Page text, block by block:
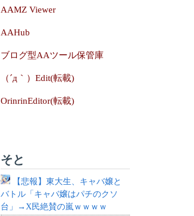
AAMZ Viewer
AAHub
ブログ型AAツール保管庫
（´д｀）Edit(転載)
OrinrinEditor(転載)
そと
【悲報】東大生、キャバ嬢と
バトル「キャバ嬢はパチのクソ
台」→X民絶賛の嵐ｗｗｗｗ